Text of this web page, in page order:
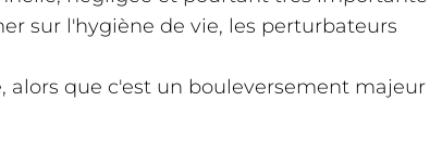
sur l'hygiène de vie, les perturbateurs
alors que c'est un bouleversement majeur